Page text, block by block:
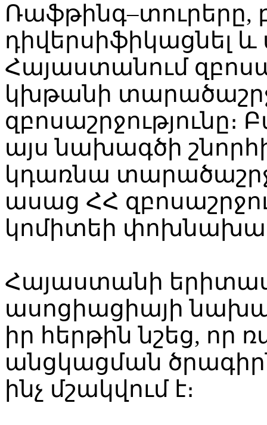
Ռաֆթինգ–տուրերը,
դիվերսիֆիկացնել
Հայաստանում
կխթանի
այս նախագծի
կդառնա
ասաց ՀՀ
կոմիտեի
Հայաստանի
ասոցիացիայի
իր հերթին նշեց, որ
անցկացման
ինչ մշակվում է։